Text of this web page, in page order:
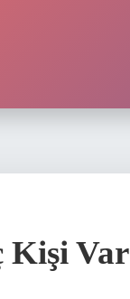
Kişi Var